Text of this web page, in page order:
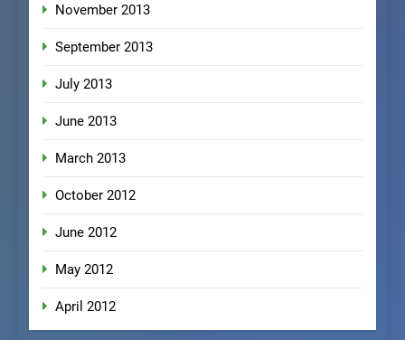
November 2013
September 2013
July 2013
June 2013
March 2013
October 2012
June 2012
May 2012
April 2012